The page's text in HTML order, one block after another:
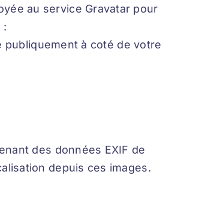
au service Gravatar pour
:
à coté de votre
des données EXIF de
depuis ces images.